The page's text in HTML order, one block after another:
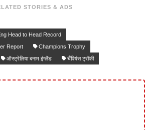
STORIES & ADS
Head to Head Record
Report
Champions Trophy
ऑस्ट्रेलिया बनाम इंग्लैंड चैंपियंस ट्रॉफी